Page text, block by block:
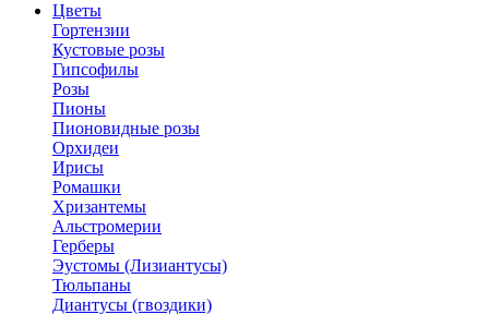
Цветы
Гортензии
Кустовые розы
Гипсофилы
Розы
Пионы
Пионовидные розы
Орхидеи
Ирисы
Ромашки
Хризантемы
Альстромерии
Герберы
Эустомы (Лизиантусы)
Тюльпаны
Диантусы (гвоздики)